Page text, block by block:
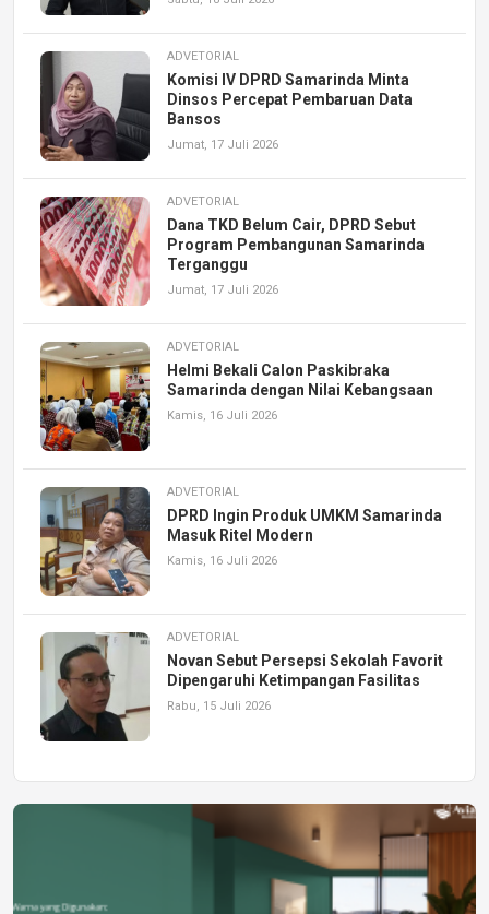
ADVETORIAL
Komisi IV DPRD Samarinda Minta
Dinsos Percepat Pembaruan Data
Bansos
Jumat, 17 Juli 2026
ADVETORIAL
Dana TKD Belum Cair, DPRD Sebut
Program Pembangunan Samarinda
Terganggu
Jumat, 17 Juli 2026
ADVETORIAL
Helmi Bekali Calon Paskibraka
Samarinda dengan Nilai Kebangsaan
Kamis, 16 Juli 2026
ADVETORIAL
DPRD Ingin Produk UMKM Samarinda
Masuk Ritel Modern
Kamis, 16 Juli 2026
ADVETORIAL
Novan Sebut Persepsi Sekolah Favorit
Dipengaruhi Ketimpangan Fasilitas
Rabu, 15 Juli 2026